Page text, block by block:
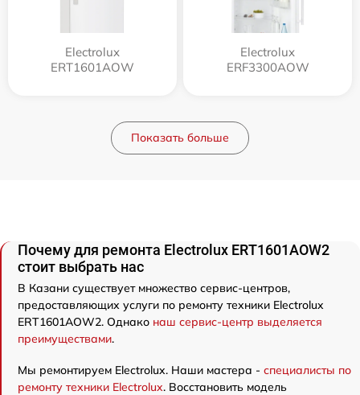
Electrolux
ERT1601AOW
Electrolux
ERF3300AOW
Показать больше
Почему для ремонта Electrolux ERT1601AOW2
стоит выбрать нас
В Казани существует множество сервис-центров,
предоставляющих услуги по ремонту техники Electrolux
ERT1601AOW2. Однако наш сервис-центр выделяется
преимуществами.
Мы ремонтируем Electrolux. Наши мастера - специалисты по
ремонту техники Electrolux. Восстановить модель